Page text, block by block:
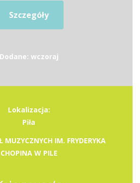
Szczegóły
Dodane: wczoraj
Lokalizacja:
Piła
MUZYCZNYCH IM. FRYDERYKA
CHOPINA W PILE